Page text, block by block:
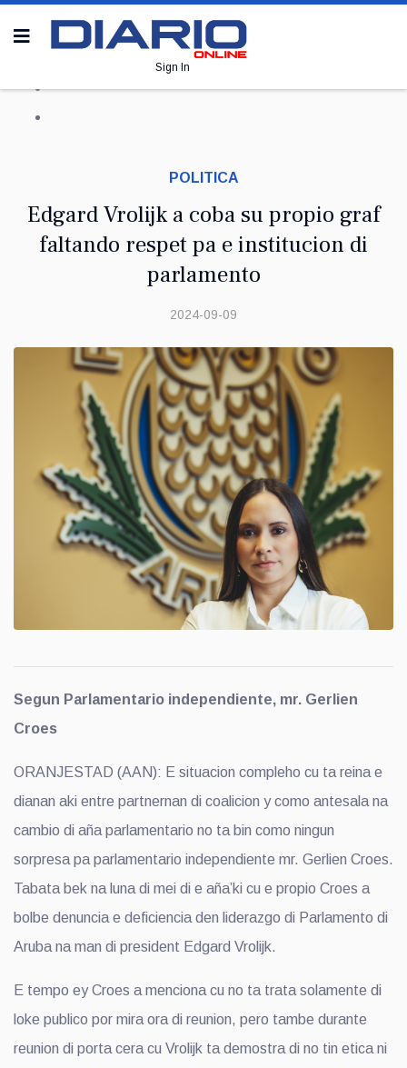
Sign In
POLITICA
Edgard Vrolijk a coba su propio graf
faltando respet pa e institucion di
parlamento
2024-09-09
Segun Parlamentario independiente, mr. Gerlien
Croes
ORANJESTAD (AAN): E situacion compleho cu ta reina e
dianan aki entre partnernan di coalicion y como antesala na
cambio di aña parlamentario no ta bin como ningun
sorpresa pa parlamentario independiente mr. Gerlien Croes.
Tabata bek na luna di mei di e aña’ki cu e propio Croes a
bolbe denuncia e deficiencia den liderazgo di Parlamento di
Aruba na man di president Edgard Vrolijk.
E tempo ey Croes a menciona cu no ta trata solamente di
loke publico por mira ora di reunion, pero tambe durante
reunion di porta cera cu Vrolijk ta demostra di no tin etica ni